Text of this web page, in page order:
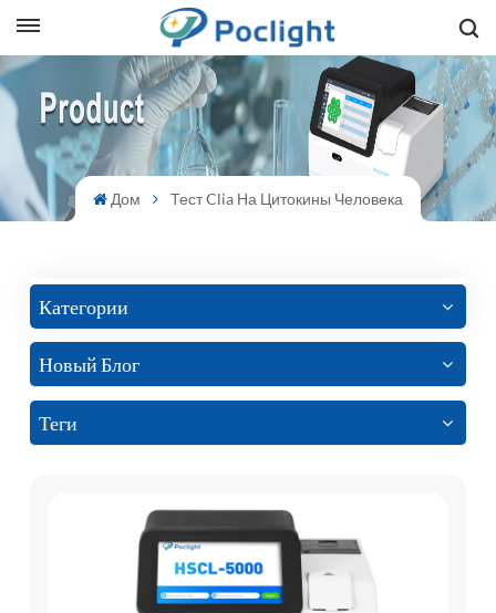
Дом Тест Clia На Цитокины Человека
Категории
Новый Блог
Теги